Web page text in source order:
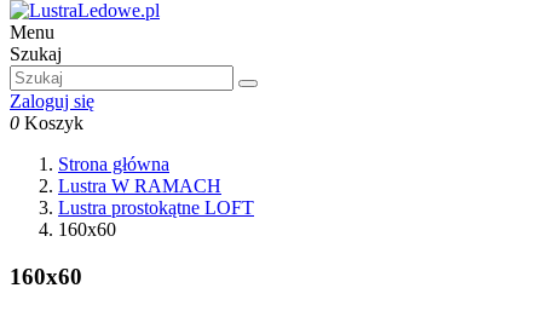
Menu
Szukaj
Zaloguj się
0 Koszyk
Strona główna
Lustra W RAMACH
Lustra prostokątne LOFT
160x60
160x60